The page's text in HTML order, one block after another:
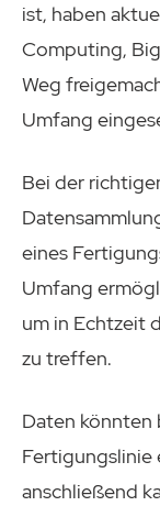
ist, haben
Computing,
Weg
Umfang
Bei der
eines
Umfang
um in Echtzeit
zu treffen.
Daten könnten
Fertigungslinie
anschließend